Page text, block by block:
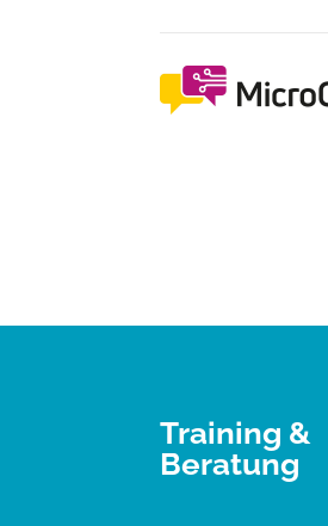
Training &
Beratung